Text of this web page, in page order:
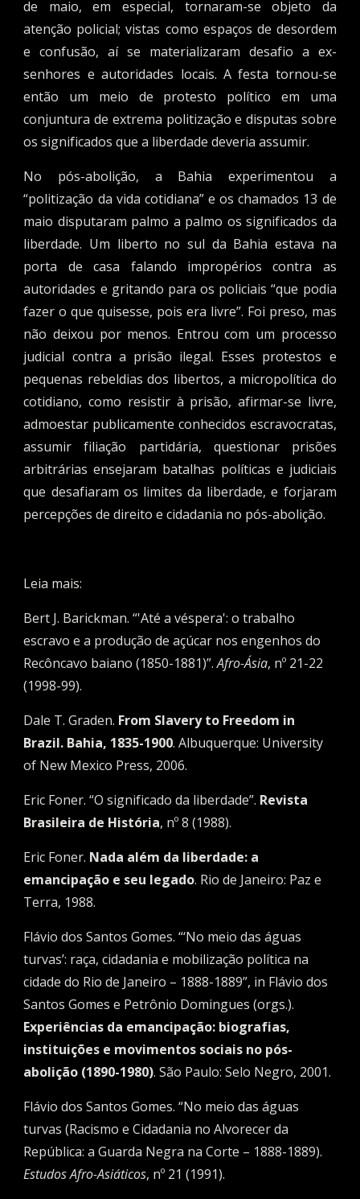
de maio, em especial, tornaram-se objeto da
atenção policial; vistas como espaços de desordem
e confusão, aí se materializaram desafio a ex-
senhores e autoridades locais. A festa tornou-se
então um meio de protesto político em uma
conjuntura de extrema politização e disputas sobre
os significados que a liberdade deveria assumir.
No pós-abolição, a Bahia experimentou a
“politização da vida cotidiana” e os chamados 13 de
maio disputaram palmo a palmo os significados da
liberdade. Um liberto no sul da Bahia estava na
porta de casa falando impropérios contra as
autoridades e gritando para os policiais “que podia
fazer o que quisesse, pois era livre”. Foi preso, mas
não deixou por menos. Entrou com um processo
judicial contra a prisão ilegal. Esses protestos e
pequenas rebeldias dos libertos, a micropolítica do
cotidiano, como resistir à prisão, afirmar-se livre,
admoestar publicamente conhecidos escravocratas,
assumir filiação partidária, questionar prisões
arbitrárias ensejaram batalhas políticas e judiciais
que desafiaram os limites da liberdade, e forjaram
percepções de direito e cidadania no pós-abolição.
Leia mais:
Bert J. Barickman. “'Até a véspera': o trabalho
escravo e a produção de açúcar nos engenhos do
Recôncavo baiano (1850-1881)”. Afro-Ásia, nº 21-22
(1998-99).
Dale T. Graden. From Slavery to Freedom in
Brazil. Bahia, 1835-1900. Albuquerque: University
of New Mexico Press, 2006.
Eric Foner. “O significado da liberdade”. Revista
Brasileira de História, nº 8 (1988).
Eric Foner. Nada além da liberdade: a
emancipação e seu legado. Rio de Janeiro: Paz e
Terra, 1988.
Flávio dos Santos Gomes. “‘No meio das águas
turvas’: raça, cidadania e mobilização política na
cidade do Rio de Janeiro – 1888-1889”, in Flávio dos
Experiências da emancipação: biografias,
instituições e movimentos sociais no pós-
abolição (1890-1980). São Paulo: Selo Negro, 2001.
Flávio dos Santos Gomes. “No meio das águas
turvas (Racismo e Cidadania no Alvorecer da
Estudos Afro-Asiáticos, nº 21 (1991).